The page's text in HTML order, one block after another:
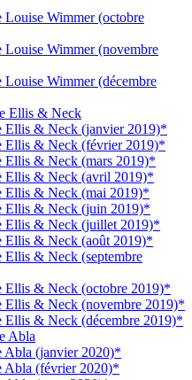
Louise Wimmer (octobre
Louise Wimmer (novembre
Louise Wimmer (décembre
Ellis & Neck
Ellis & Neck (janvier 2019)*
Ellis & Neck (février 2019)*
Ellis & Neck (mars 2019)*
Ellis & Neck (avril 2019)*
Ellis & Neck (mai 2019)*
Ellis & Neck (juin 2019)*
Ellis & Neck (juillet 2019)*
Ellis & Neck (août 2019)*
Ellis & Neck (septembre
Ellis & Neck (octobre 2019)*
Ellis & Neck (novembre 2019)*
Ellis & Neck (décembre 2019)*
Abla
Abla (janvier 2020)*
Abla (février 2020)*